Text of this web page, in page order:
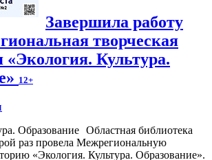
Завершила работу
творческая
«Экология. Культура.
12+
Областная библиотека
раз провела Межрегиональную
«Экология. Культура. Образование».